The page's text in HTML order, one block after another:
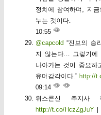
정치에 참여하며, 지
누는 것이다.
10:55
@capcold “진보의 승
지 않는다… 그렇기에
나아가는 것이 중요하
유머감각이다.” http://
09:14
위스콘신 주지사
http://t.co/HczZgJuY |